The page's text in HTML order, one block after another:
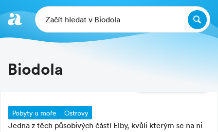
Začít hledat v Biodola
Biodola
Pobyty u moře Ostrovy
Jedna z těch působivých částí Elby, kvůli kterým se na ni